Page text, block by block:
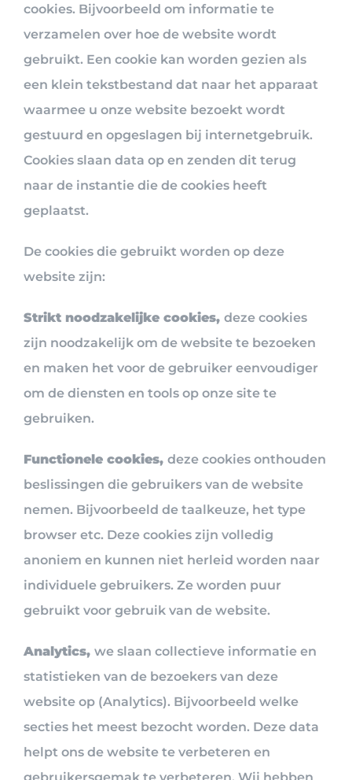
cookies. Bijvoorbeeld om informatie te
verzamelen over hoe de website wordt
gebruikt. Een cookie kan worden gezien als
een klein tekstbestand dat naar het apparaat
waarmee u onze website bezoekt wordt
gestuurd en opgeslagen bij internetgebruik.
Cookies slaan data op en zenden dit terug
naar de instantie die de cookies heeft
geplaatst.
De cookies die gebruikt worden op deze
website zijn:
Strikt noodzakelijke cookies, deze cookies
zijn noodzakelijk om de website te bezoeken
en maken het voor de gebruiker eenvoudiger
om de diensten en tools op onze site te
gebruiken.
Functionele cookies, deze cookies onthouden
beslissingen die gebruikers van de website
nemen. Bijvoorbeeld de taalkeuze, het type
browser etc. Deze cookies zijn volledig
anoniem en kunnen niet herleid worden naar
individuele gebruikers. Ze worden puur
gebruikt voor gebruik van de website.
Analytics, we slaan collectieve informatie en
statistieken van de bezoekers van deze
website op (Analytics). Bijvoorbeeld welke
secties het meest bezocht worden. Deze data
helpt ons de website te verbeteren en